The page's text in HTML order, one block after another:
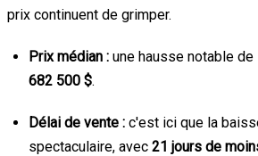
prix continuent de grimper.
Prix médian : une hausse notable de
682 500 $.
Délai de vente : c'est ici que la
spectaculaire, avec 21 jours de